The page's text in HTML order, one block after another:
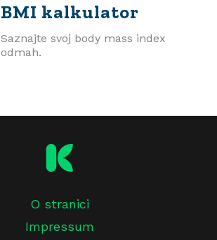
BMI kalkulator
Saznajte svoj body mass index
odmah.
O stranici
Impressum